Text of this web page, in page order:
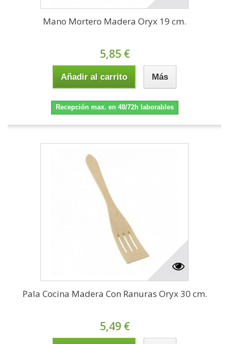
Mano Mortero Madera Oryx 19 cm.
5,85 €
Añadir al carrito Más
Recepción max. en 48/72h laborables
Pala Cocina Madera Con Ranuras Oryx 30 cm.
5,49 €